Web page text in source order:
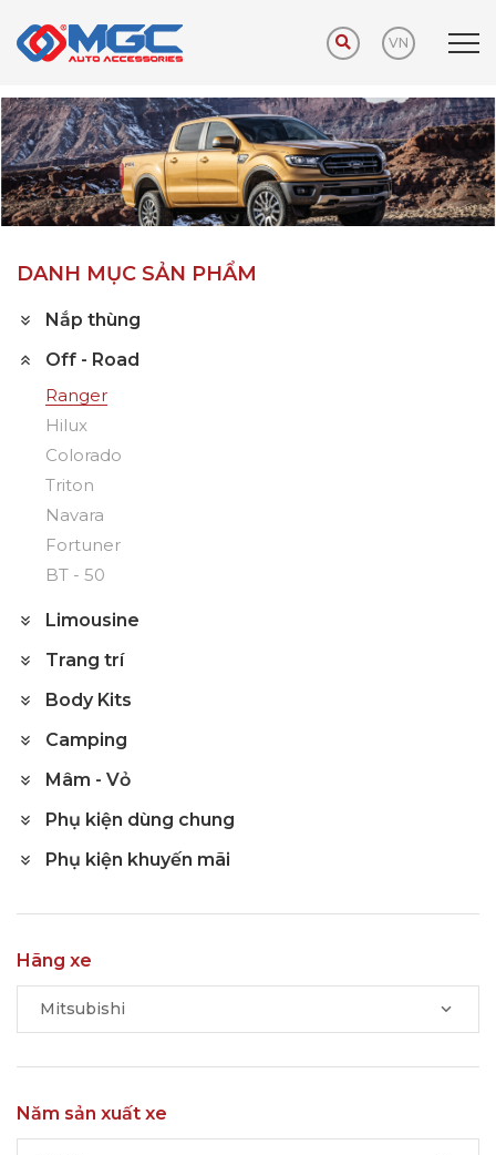
VN
Trang chủ Sản phẩm Off - Road Ranger
DANH MỤC SẢN PHẨM
Nắp thùng
Off - Road
Ranger
Hilux
Colorado
Triton
Navara
Fortuner
BT - 50
Limousine
Trang trí
Body Kits
Camping
Mâm - Vỏ
Phụ kiện dùng chung
Phụ kiện khuyến mãi
Hãng xe
Mitsubishi
Năm sản xuất xe